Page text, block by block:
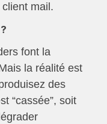
mail.
font la
la réalité est
des
“cassée”, soit